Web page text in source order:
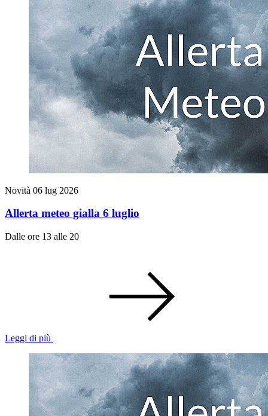
Novità 06 lug 2026
Allerta meteo gialla 6 luglio
Dalle ore 13 alle 20
Leggi di più